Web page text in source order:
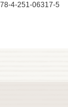
4-251-06317-5